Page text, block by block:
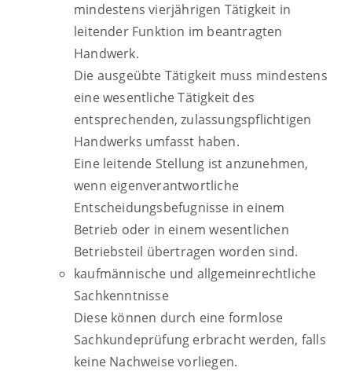
mindestens vierjährigen Tätigkeit in
leitender Funktion im beantragten
Handwerk.
Die ausgeübte Tätigkeit muss mindestens
eine wesentliche Tätigkeit des
entsprechenden, zulassungspflichtigen
Handwerks umfasst haben.
Eine leitende Stellung ist anzunehmen,
wenn eigenverantwortliche
Entscheidungsbefugnisse in einem
Betrieb oder in einem wesentlichen
Betriebsteil übertragen worden sind.
kaufmännische und allgemeinrechtliche
Sachkenntnisse
Diese können durch eine formlose
Sachkundeprüfung erbracht werden, falls
keine Nachweise vorliegen.